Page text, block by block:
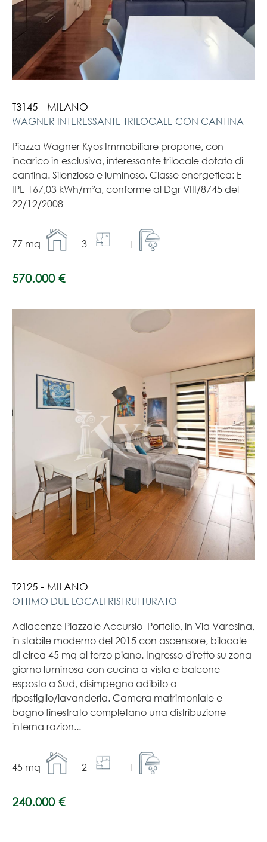
T3145 - MILANO
WAGNER INTERESSANTE TRILOCALE CON CANTINA
Piazza Wagner Kyos Immobiliare propone, con
incarico in esclusiva, interessante trilocale dotato di
cantina. Silenzioso e luminoso. Classe energetica: E –
IPE 167,03 kWh/m²a, conforme al Dgr VIII/8745 del
22/12/2008
77 mq 3 1
570.000 €
T2125 - MILANO
OTTIMO DUE LOCALI RISTRUTTURATO
Adiacenze Piazzale Accursio–Portello, in Via Varesina,
in stabile moderno del 2015 con ascensore, bilocale
di circa 45 mq al terzo piano. Ingresso diretto su zona
giorno luminosa con cucina a vista e balcone
esposto a Sud, disimpegno adibito a
ripostiglio/lavanderia. Camera matrimoniale e
bagno finestrato completano una distribuzione
interna razion...
45 mq 2 1
240.000 €